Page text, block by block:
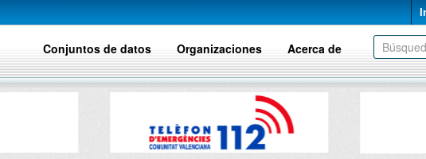
Conjuntos de datos Organizaciones Acerca de